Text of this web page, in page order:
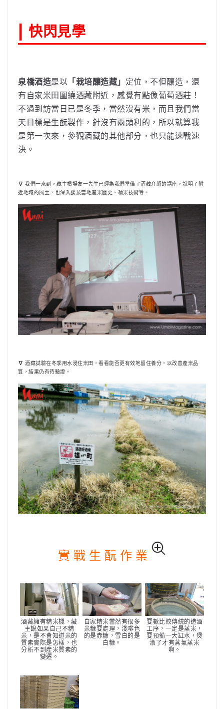
| 快閃見學
泉橋酒造是以 「栽培釀造藏」 定位，不但釀造，還
有自家米田圍繞酒藏附近，感覺有點像葡萄酒莊！
不過到訪當日已是冬季，當然沒有米，而且我們當
天目標是生酛製作，針沒有兩頭利的，所以就算我
是第一次來，參觀酒藏的其他部分，也只能速戰速
決。
∇ 我們一來到，藏主橋場友一先生已經為我們準備了酒藏介紹的講座，說明了附
近地域的風土，也深入談及當地產米歷史、精米技術等。
∇ 酒藏試驗在冬季用水浸住米田，看看能否更有效地留住養分，以改善產米品
質，結果仍有待驗證。
實 戰 生 酛 作 業
酒藏擁有精米機，藏
主說如果自己不精
米，是不會知道米的
質素實際是怎樣，也
分析不到產米質素的
變遷。
自家精米當然有很多
米糠要處理，淺啡色
的是赤糠，雪白的是
白糠。
要數比較傳統的造酒
工序，一定是蒸米，
要預備一大缸水，煲
滾了才有蒸氣蒸米
啊。